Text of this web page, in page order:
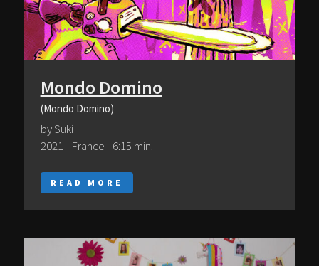
Mondo Domino
(Mondo Domino)
by Suki
2021 - France - 6:15 min.
READ MORE